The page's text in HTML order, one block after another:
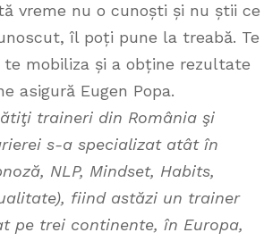
vreme nu o cunoști și nu știi ce
îl poți pune la treabă. Te
mobiliza și a obține rezultate
asigură Eugen Popa.
traineri din România şi
s-a specializat atât în
NLP, Mindset, Habits,
fiind astăzi un trainer
pe trei continente, în Europa,